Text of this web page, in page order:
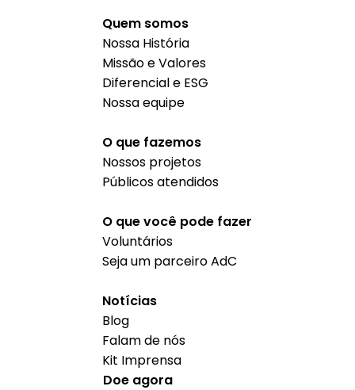
Quem somos
Nossa História
Missão e Valores
Diferencial e ESG
Nossa equipe
O que fazemos
Nossos projetos
Públicos atendidos
O que você pode fazer
Voluntários
Seja um parceiro AdC
Notícias
Blog
Falam de nós
Kit Imprensa
Doe agora